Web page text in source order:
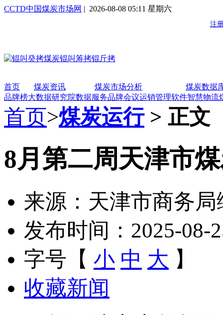
CCTD中国煤炭市场网 | 2026-08-08 05:11 星期六
首页 煤炭资讯 煤炭市场分析
煤炭数据
品牌榜大数据研究院数据服务品牌会议运销管理软件智慧物流
首页>煤炭运行> 正文
8月第二周天津市
来源：天津市商务
发布时间：2025-08-
字号【 小 中 大 】
收藏新闻